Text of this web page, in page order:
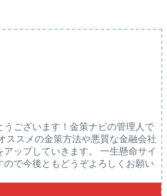
うございます！金策ナビの管理人で
ススメの金策方法や悪質な金融会社
ップしていきます。 一生懸命サイ
ので今後ともどうぞよろしくお願い